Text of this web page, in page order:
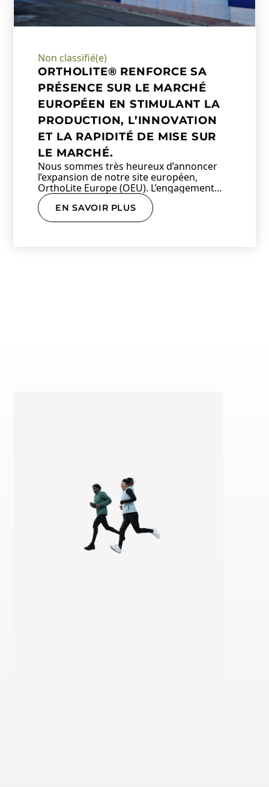
Non classifié(e)
ORTHOLITE® RENFORCE SA
PRÉSENCE SUR LE MARCHÉ
EUROPÉEN EN STIMULANT LA
PRODUCTION, L’INNOVATION
ET LA RAPIDITÉ DE MISE SUR
LE MARCHÉ.
Nous sommes très heureux d’annoncer
l’expansion de notre site européen,
OrthoLite Europe (OEU). L’engagement
accru…
EN SAVOIR PLUS